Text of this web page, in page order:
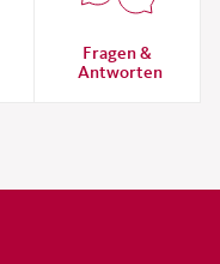
Fragen &
Antworten